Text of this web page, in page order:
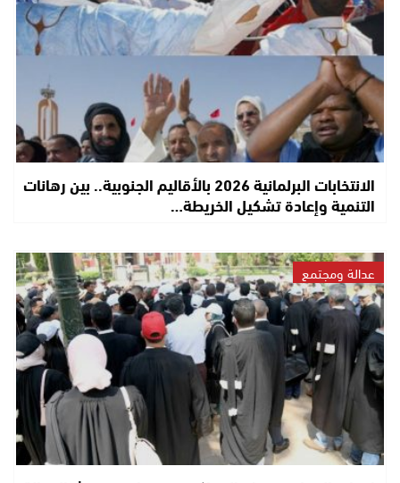
الانتخابات البرلمانية 2026 بالأقاليم الجنوبية.. بين رهانات
التنمية وإعادة تشكيل الخريطة…
عدالة ومجتمع